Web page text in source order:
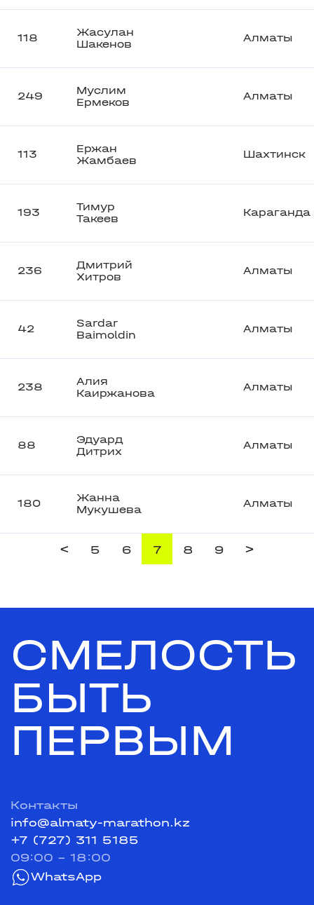
118
Жасулан
Шакенов
Алматы
249
Муслим
Ермеков
Алматы
113
Ержан
Жамбаев
Шахтинск
193
Тимур
Такеев
Караганда
236
Дмитрий
Хитров
Алматы
42
Sardar
Baimoldin
Алматы
238
Алия
Каиржанова
Алматы
88
Эдуард
Дитрих
Алматы
180
Жанна
Мукушева
Алматы
< 5 6 7 8 9 >
СМЕЛОСТЬ
БЫТЬ
ПЕРВЫМ
Контакты
info@almaty-marathon.kz
+7 (727) 311 5185
09:00 - 18:00
WhatsApp